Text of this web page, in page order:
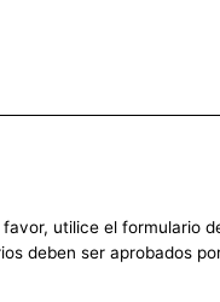
utilice el formulario
deben ser aprobados